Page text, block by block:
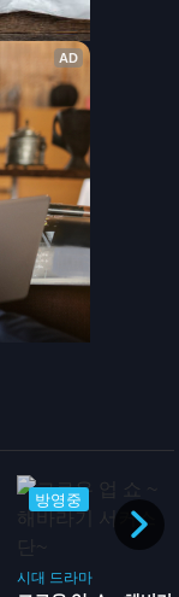
방영중
시대 드라마